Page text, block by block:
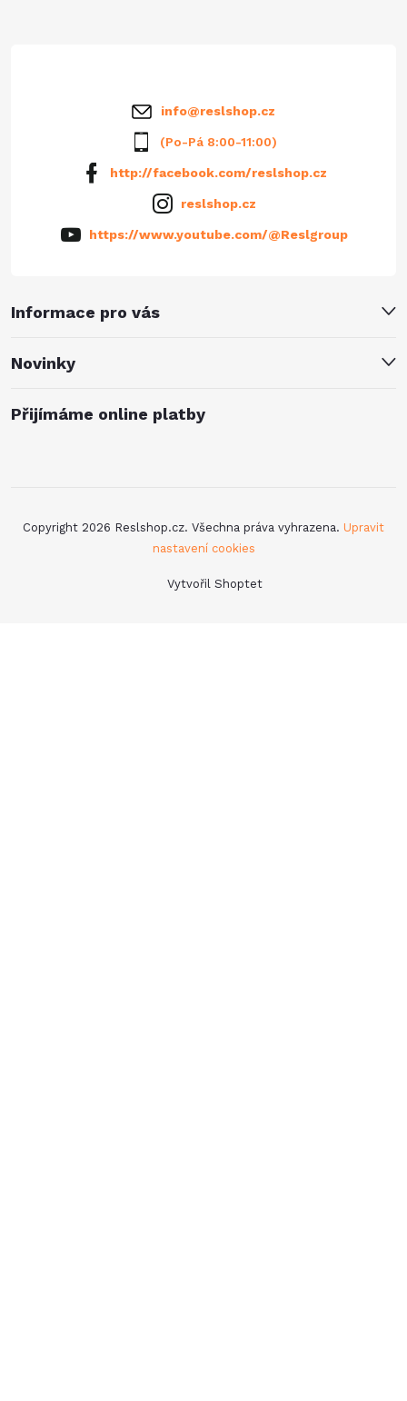
Informace pro vás
Novinky
info@reslshop.cz
(Po-Pá 8:00-11:00)
http://facebook.com/reslshop.cz
reslshop.cz
https://www.youtube.com/@Reslgroup
Přijímáme online platby
Vytvořil Shoptet
Copyright 2026 Reslshop.cz. Všechna práva vyhrazena. Upravit
nastavení cookies